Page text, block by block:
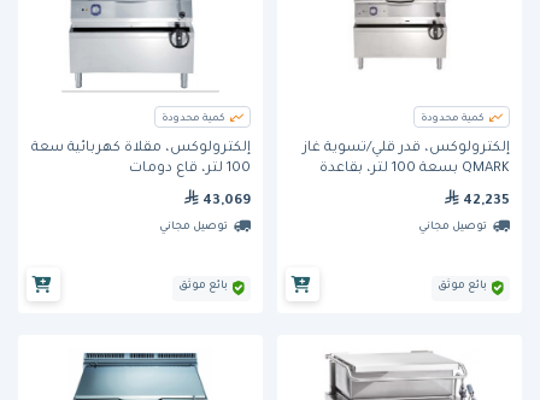
كمية محدودة
إلكترولوكس، قدر قلي/تسوية غاز
QMARK بسعة 100 لتر، بقاعدة
42,235
توصيل مجاني
بائع موثق
كمية محدودة
إلكترولوكس، مقلاة كهربائية سعة
100 لتر، قاع دومات
43,069
توصيل مجاني
بائع موثق